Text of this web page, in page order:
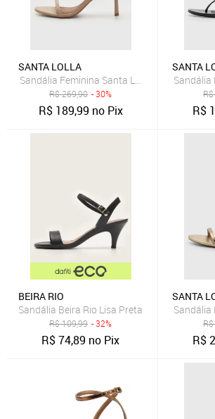
SANTA LOLLA
Sandália Feminina Santa Lolla Tiras Couro
R$269,90 - 30%
R$ 189,99 no Pix
SANTA
Sandália
R$
R$
BEIRA RIO
Sandália Beira Rio Lisa Preta
R$109,99 - 32%
R$74,89 no Pix
SANTA
Sandália
R$
R$